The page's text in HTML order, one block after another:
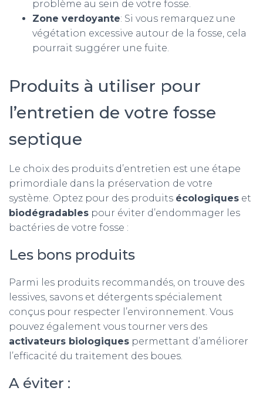
problème au sein de votre fosse.
Zone verdoyante: Si vous remarquez une
végétation excessive autour de la fosse, cela
pourrait suggérer une fuite.
Produits à utiliser pour
l’entretien de votre fosse
septique
Le choix des produits d’entretien est une étape
primordiale dans la préservation de votre
système. Optez pour des produits écologiques et
biodégradables pour éviter d’endommager les
bactéries de votre fosse :
Les bons produits
Parmi les produits recommandés, on trouve des
lessives, savons et détergents spécialement
conçus pour respecter l’environnement. Vous
pouvez également vous tourner vers des
activateurs biologiques permettant d’améliorer
l’efficacité du traitement des boues.
A éviter :